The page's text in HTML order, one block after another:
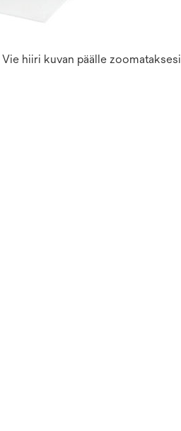
Vie hiiri kuvan päälle zoomataksesi